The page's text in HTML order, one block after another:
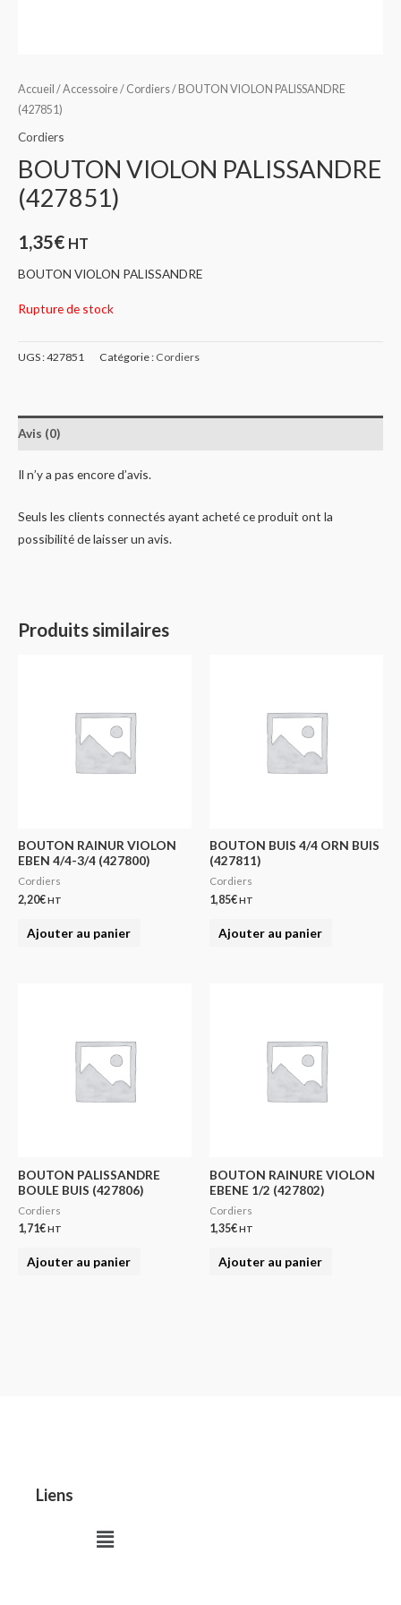
Accueil /Accessoire/ Cordiers/ BOUTON VIOLON PALISSANDRE
(427851)
Cordiers
BOUTON VIOLON PALISSANDRE
(427851)
1,35€ HT
BOUTON VIOLON PALISSANDRE
Rupture de stock
UGS :427851 Catégorie : Cordiers
Avis (0)
Il n’y a pas encore d’avis.
Seuls les clients connectés ayant acheté ce produit ont la
possibilité de laisser un avis.
Produits similaires
BOUTON RAINUR VIOLON
EBEN 4/4-3/4 (427800)
Cordiers
2,20€HT
Ajouter au panier
BOUTON BUIS 4/4 ORN BUIS
(427811)
Cordiers
1,85€HT
Ajouter au panier
BOUTON PALISSANDRE
BOULE BUIS (427806)
Cordiers
1,71€HT
Ajouter au panier
BOUTON RAINURE VIOLON
EBENE 1/2 (427802)
Cordiers
1,35€HT
Ajouter au panier
Liens
Menu